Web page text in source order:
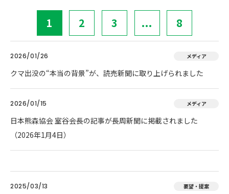
1 2 3 ... 8
2026/01/26 メディア
クマ出没の“本当の背景”が、読売新聞に取り上げられました
2026/01/15 メディア
日本熊森協会 室谷会長の記事が長周新聞に掲載されました
（2026年1月4日）
2025/03/13 要望・提案